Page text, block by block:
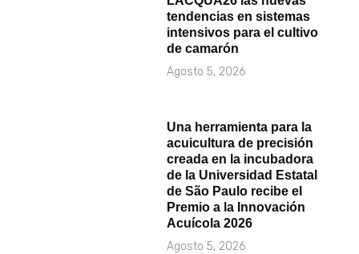
tendencias en sistemas
intensivos para el cultivo
de camarón
Agosto 5, 2026
Una herramienta para la
acuicultura de precisión
creada en la incubadora
de la Universidad Estatal
de São Paulo recibe el
Premio a la Innovación
Acuícola 2026
Agosto 5, 2026